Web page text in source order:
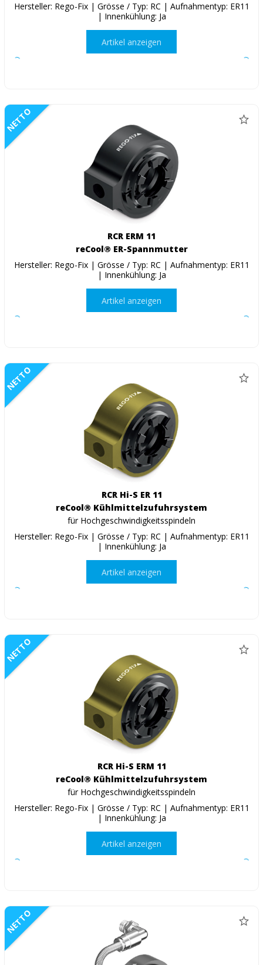
Hersteller: Rego-Fix | Grösse / Typ: RC | Aufnahmentyp: ER11
| Innenkühlung: Ja
Artikel anzeigen
NETTO
RCR ERM 11
reCool® ER-Spannmutter
Hersteller: Rego-Fix | Grösse / Typ: RC | Aufnahmentyp: ER11
| Innenkühlung: Ja
Artikel anzeigen
NETTO
RCR Hi-S ER 11
reCool® Kühlmittelzufuhrsystem
für Hochgeschwindigkeitsspindeln
Hersteller: Rego-Fix | Grösse / Typ: RC | Aufnahmentyp: ER11
| Innenkühlung: Ja
Artikel anzeigen
NETTO
RCR Hi-S ERM 11
reCool® Kühlmittelzufuhrsystem
für Hochgeschwindigkeitsspindeln
Hersteller: Rego-Fix | Grösse / Typ: RC | Aufnahmentyp: ER11
| Innenkühlung: Ja
Artikel anzeigen
NETTO